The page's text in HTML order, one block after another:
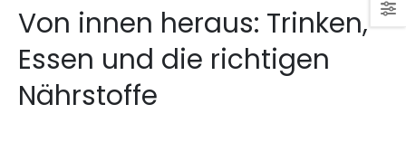
Von innen heraus: Trinken,
Essen und die richtigen
Nährstoffe